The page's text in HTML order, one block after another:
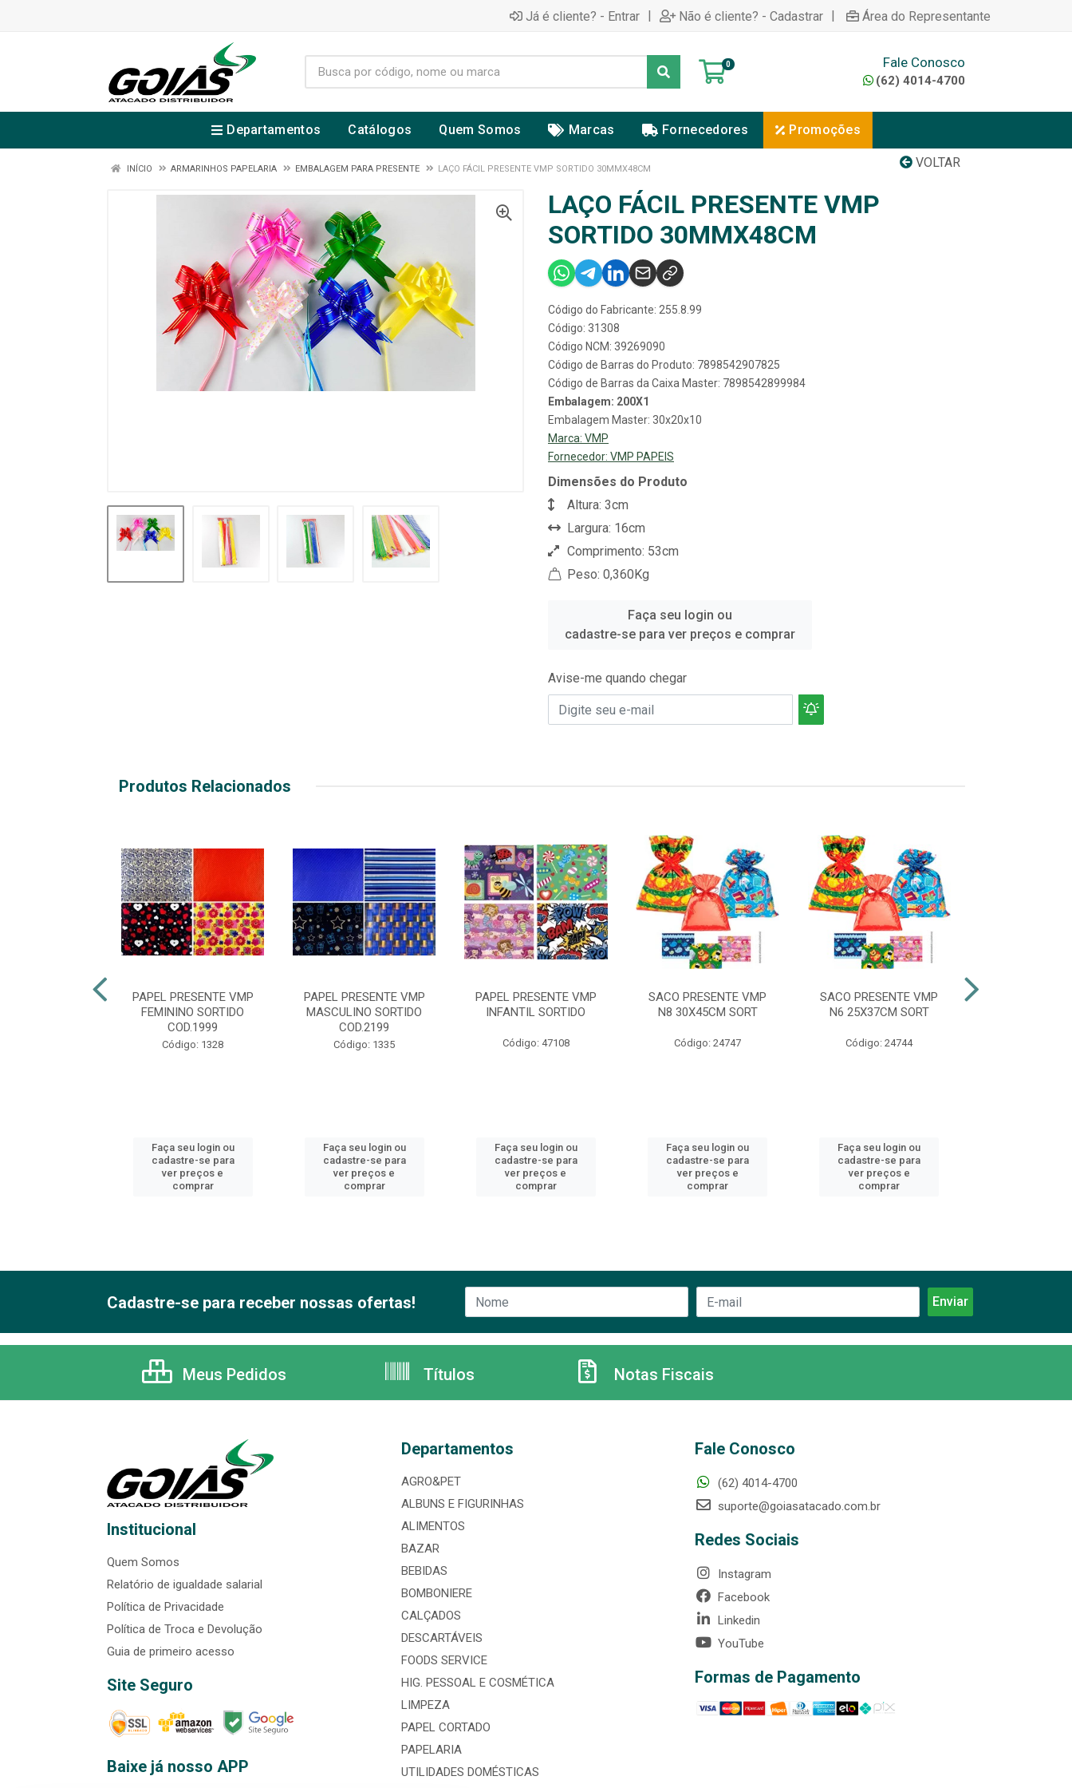
Já é cliente? - Entrar | Não é cliente? - Cadastrar | Área do Representante
0 Fale Conosco
(62) 4014-4700
Departamentos Catálogos Quem Somos Marcas Fornecedores Promoções
VOLTAR
INÍCIO ARMARINHOS PAPELARIA EMBALAGEM PARA PRESENTE LAÇO FÁCIL PRESENTE VMP SORTIDO 30MMX48CM
LAÇO FÁCIL PRESENTE VMP
SORTIDO 30MMX48CM
Código do Fabricante: 255.8.99
Código: 31308
Código NCM: 39269090
Código de Barras do Produto: 7898542907825
Código de Barras da Caixa Master: 7898542899984
Embalagem: 200X1
Embalagem Master: 30x20x10
Marca: VMP
Fornecedor: VMP PAPEIS
Dimensões do Produto
Altura: 3cm
Largura: 16cm
Comprimento: 53cm
Peso: 0,360Kg
Faça seu login ou
cadastre-se para ver preços e comprar
Avise-me quando chegar
Produtos Relacionados
PAPEL PRESENTE VMP
FEMININO SORTIDO
COD.1999
Código: 1328
Faça seu login ou
cadastre-se para
ver preços e
comprar
PAPEL PRESENTE VMP
MASCULINO SORTIDO
COD.2199
Código: 1335
Faça seu login ou
cadastre-se para
ver preços e
comprar
PAPEL PRESENTE VMP
INFANTIL SORTIDO
Código: 47108
Faça seu login ou
cadastre-se para
ver preços e
comprar
SACO PRESENTE VMP
N8 30X45CM SORT
Código: 24747
Faça seu login ou
cadastre-se para
ver preços e
comprar
SACO PRESENTE VMP
N6 25X37CM SORT
Código: 24744
Faça seu login ou
cadastre-se para
ver preços e
comprar
Cadastre-se para receber nossas ofertas!
Meus Pedidos Títulos Notas Fiscais
Institucional
Quem Somos
Relatório de igualdade salarial
Política de Privacidade
Política de Troca e Devolução
Guia de primeiro acesso
Site Seguro
Baixe já nosso APP
Departamentos
AGRO&PET
ALBUNS E FIGURINHAS
ALIMENTOS
BAZAR
BEBIDAS
BOMBONIERE
CALÇADOS
DESCARTÁVEIS
FOODS SERVICE
HIG. PESSOAL E COSMÉTICA
LIMPEZA
PAPEL CORTADO
PAPELARIA
UTILIDADES DOMÉSTICAS
Fale Conosco
(62) 4014-4700
suporte@goiasatacado.com.br
Redes Sociais
Instagram
Facebook
Linkedin
YouTube
Formas de Pagamento